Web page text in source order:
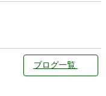
ブログ一覧